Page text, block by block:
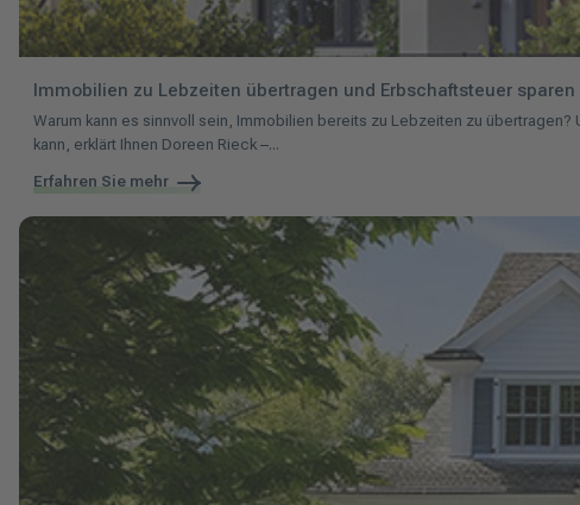
Immobilien zu Lebzeiten übertragen und Erbschaftsteuer sparen
Warum kann es sinnvoll sein, Immobilien bereits zu Lebzeiten zu
kann, erklärt Ihnen Doreen Rieck –...
Erfahren Sie mehr